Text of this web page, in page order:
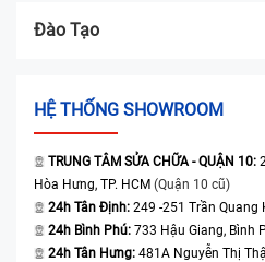
Đào Tạo
HỆ THỐNG SHOWROOM
TRUNG TÂM SỬA CHỮA - QUẬN 10:
Hòa Hưng, TP. HCM (Quận 10 cũ)
24h Tân Định: 249 -251 Trần Quang
24h Bình Phú: 733 Hậu Giang, Bình
24h Tân Hưng: 481A Nguyễn Thị